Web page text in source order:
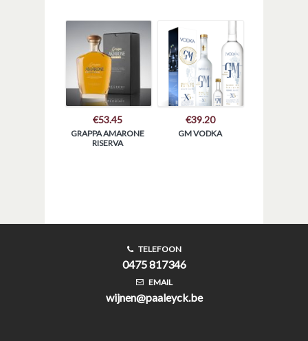
€53.45
GRAPPA AMARONE
RISERVA
€39.20
GM VODKA
TELEFOON
0475 817346
EMAIL
wijnen@paaleyck.be